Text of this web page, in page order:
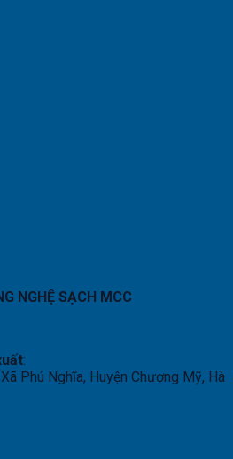
NGHỆ SẠCH MCC
:
Phú Nghĩa, Huyện Chương Mỹ, Hà